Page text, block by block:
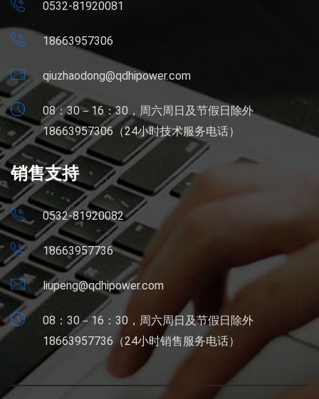
0532-81920081
18663957306
qiuzhaodong@qdhipower.com
08：30－16：30，周六周日及节假日除外
18663957306（24小时技术服务电话）
销售支持
0532-81920082
18663957736
liupeng@qdhipower.com
08：30－16：30，周六周日及节假日除外
18663957736（24小时销售服务电话）